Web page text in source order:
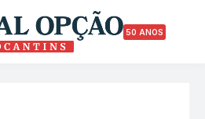
50 ANOS